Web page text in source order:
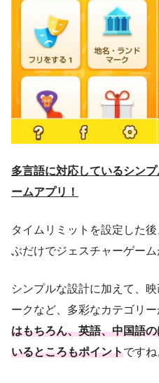
多言語に対応しているシン
ームアプリ！
タイムリミットを設定した
ぶだけでジェスチャーゲー
シンプルな設計に加えて、
ークなど、多彩なカテゴリー
はもちろん、英語、中国語
いるところもポイントですね